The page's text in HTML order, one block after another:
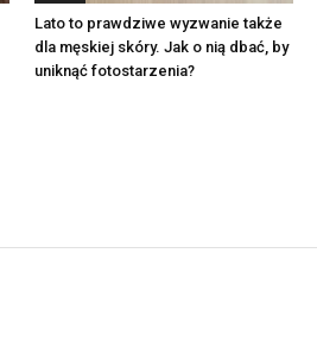
Lato to prawdziwe wyzwanie także
dla męskiej skóry. Jak o nią dbać, by
uniknąć fotostarzenia?